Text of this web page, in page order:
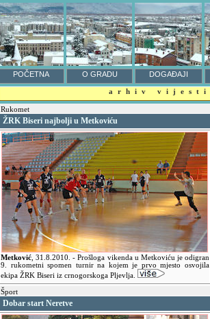
POČETNA O GRADU DOGAĐAJI
arhiv vijesti
Rukomet
ŽRK Biseri najbolji u Metkoviću
Metković ,31.8.2010.- Prošloga vikenda u Metkoviću je odigran
9. rukometni spomen turnir na kojem je prvo mjesto osvojila
ekipa ŽRK Biseri iz crnogorskoga Pljevlja.
Šport
Dobar start Neretve